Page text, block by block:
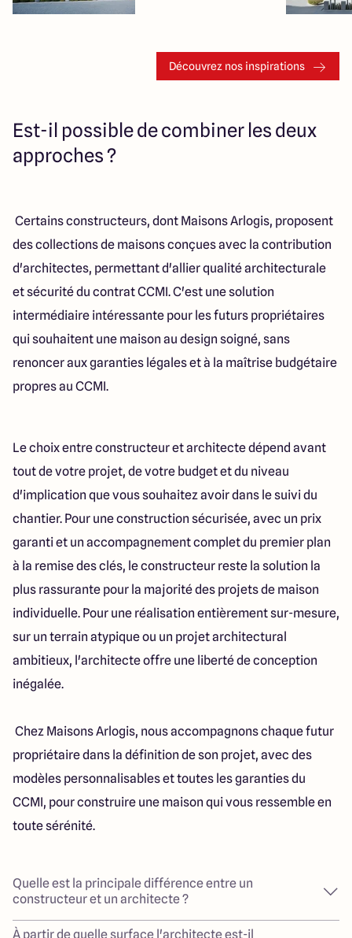
Découvrez nos inspirations
Est-il possible de combiner les deux
approches ?
Certains constructeurs, dont Maisons Arlogis, proposent
des collections de maisons conçues avec la contribution
d'architectes, permettant d'allier qualité architecturale
et sécurité du contrat CCMI. C'est une solution
intermédiaire intéressante pour les futurs propriétaires
qui souhaitent une maison au design soigné, sans
renoncer aux garanties légales et à la maîtrise budgétaire
propres au CCMI.
Le choix entre constructeur et architecte dépend avant
tout de votre projet, de votre budget et du niveau
d'implication que vous souhaitez avoir dans le suivi du
chantier. Pour une construction sécurisée, avec un prix
garanti et un accompagnement complet du premier plan
à la remise des clés, le constructeur reste la solution la
plus rassurante pour la majorité des projets de maison
individuelle. Pour une réalisation entièrement sur-mesure,
sur un terrain atypique ou un projet architectural
ambitieux, l'architecte offre une liberté de conception
inégalée.
Chez Maisons Arlogis, nous accompagnons chaque futur
propriétaire dans la définition de son projet, avec des
modèles personnalisables et toutes les garanties du
CCMI, pour construire une maison qui vous ressemble en
toute sérénité.
Quelle est la principale différence entre un
constructeur et un architecte ?
À partir de quelle surface l'architecte est-il